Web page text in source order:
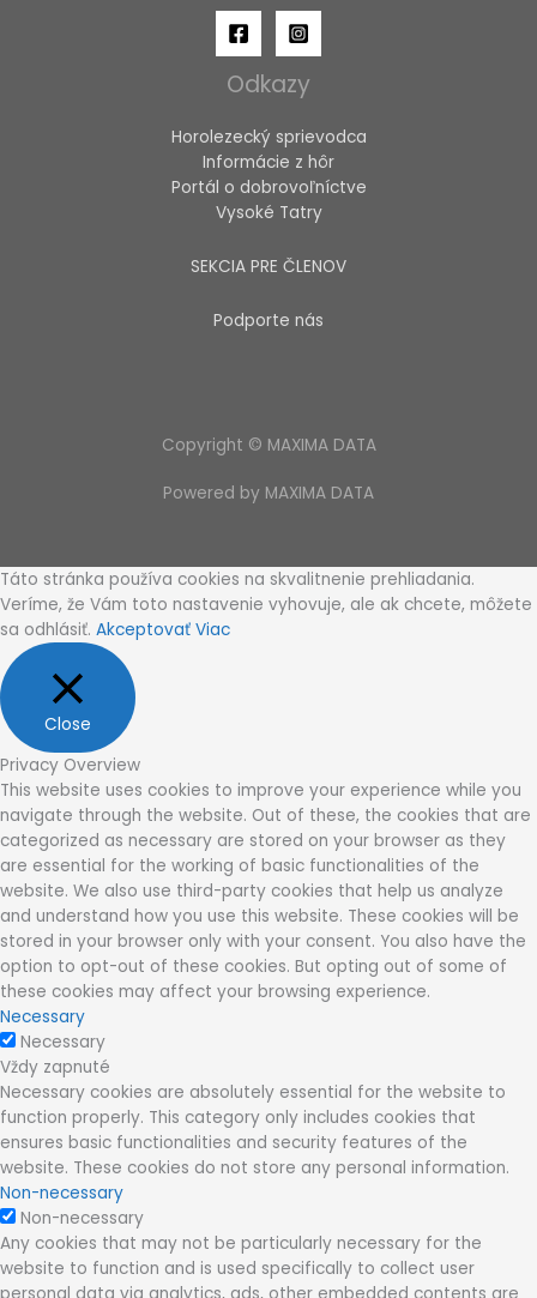
Odkazy
Horolezecký sprievodca
Informácie z hôr
Portál o dobrovoľníctve
Vysoké Tatry
SEKCIA PRE ČLENOV
Podporte nás
Copyright © MAXIMA DATA
Powered by MAXIMA DATA
Táto stránka používa cookies na skvalitnenie prehliadania.
Veríme, že Vám toto nastavenie vyhovuje, ale ak chcete, môžete
sa odhlásiť. Akceptovať Viac
Close
Privacy Overview
This website uses cookies to improve your experience while you
navigate through the website. Out of these, the cookies that are
categorized as necessary are stored on your browser as they
are essential for the working of basic functionalities of the
website. We also use third-party cookies that help us analyze
and understand how you use this website. These cookies will be
stored in your browser only with your consent. You also have the
option to opt-out of these cookies. But opting out of some of
these cookies may affect your browsing experience.
Necessary
Necessary
Vždy zapnuté
Necessary cookies are absolutely essential for the website to
function properly. This category only includes cookies that
ensures basic functionalities and security features of the
website. These cookies do not store any personal information.
Non-necessary
Non-necessary
Any cookies that may not be particularly necessary for the
website to function and is used specifically to collect user
personal data via analytics, ads, other embedded contents are